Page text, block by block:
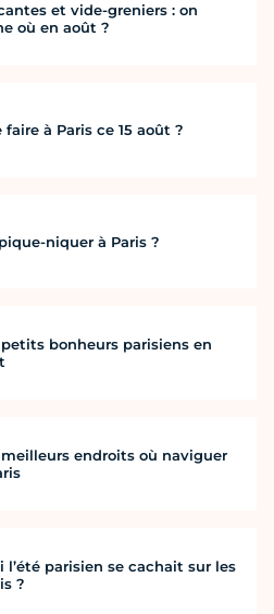
et vide-greniers : on
où en août ?
faire à Paris ce 15 août ?
niquer à Paris ?
petits bonheurs parisiens en
meilleurs endroits où naviguer
l’été parisien se cachait sur les
?